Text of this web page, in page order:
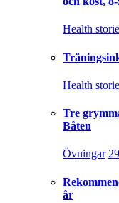
Health
Health
Tre
Båten
Övningar
år